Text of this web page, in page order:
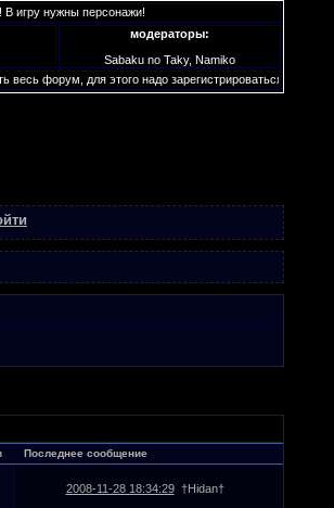
игру нужны персонажи!
модераторы:
Sabaku no Taky, Namiko
весь форум, для этого надо зарегистрироваться. У нас
Последнее сообщение
2008-11-28 18:34:29 †Нidan†